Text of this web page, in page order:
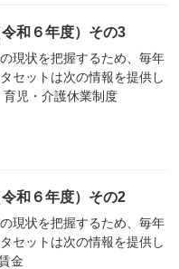
和６年度）その3
現状を把握するため、毎年
セットは次の情報を提供し
児・介護休業制度
和６年度）その2
現状を把握するため、毎年
セットは次の情報を提供し
金